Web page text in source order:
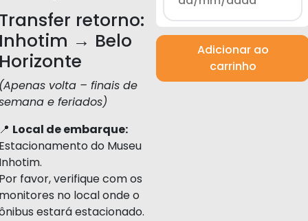
retorno:
→ Belo
volta – finais de
e feriados)
Local de embarque:
do Museu
favor, verifique com os
no local onde o
estará estacionado.
Adicionar ao
carrinho